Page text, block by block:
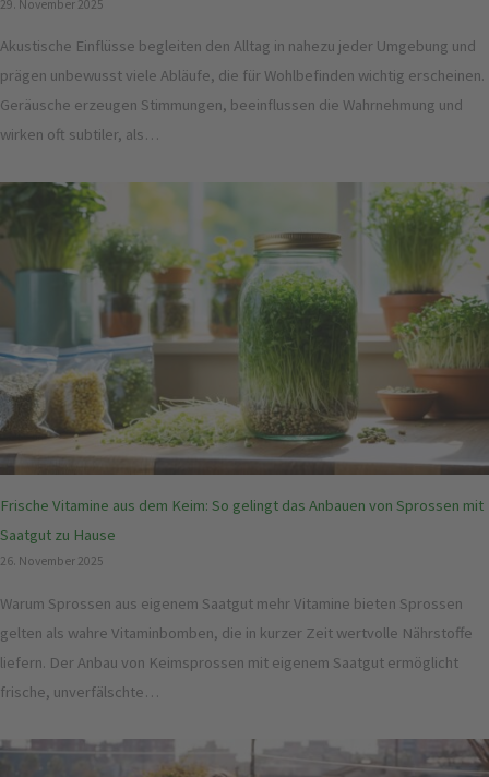
29. November 2025
Akustische Einflüsse begleiten den Alltag in nahezu jeder Umgebung und
prägen unbewusst viele Abläufe, die für Wohlbefinden wichtig erscheinen.
Geräusche erzeugen Stimmungen, beeinflussen die Wahrnehmung und
wirken oft subtiler, als…
Frische Vitamine aus dem Keim: So gelingt das Anbauen von Sprossen mit
Saatgut zu Hause
26. November 2025
Warum Sprossen aus eigenem Saatgut mehr Vitamine bieten Sprossen
gelten als wahre Vitaminbomben, die in kurzer Zeit wertvolle Nährstoffe
liefern. Der Anbau von Keimsprossen mit eigenem Saatgut ermöglicht
frische, unverfälschte…